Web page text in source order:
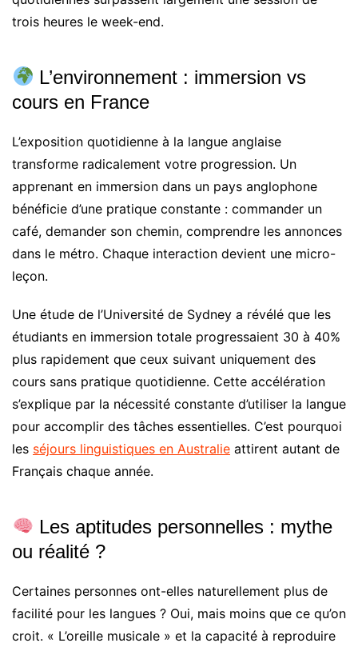
trois heures le week-end.
L’environnement : immersion vs
cours en France
L’exposition quotidienne à la langue anglaise
transforme radicalement votre progression. Un
apprenant en immersion dans un pays anglophone
bénéficie d’une pratique constante : commander un
café, demander son chemin, comprendre les annonces
dans le métro. Chaque interaction devient une micro-
leçon.
Une étude de l’Université de Sydney a révélé que les
étudiants en immersion totale progressaient 30 à 40%
plus rapidement que ceux suivant uniquement des
cours sans pratique quotidienne. Cette accélération
s’explique par la nécessité constante d’utiliser la langue
pour accomplir des tâches essentielles. C’est pourquoi
les séjours linguistiques en Australie attirent autant de
Français chaque année.
Les aptitudes personnelles : mythe
ou réalité ?
Certaines personnes ont-elles naturellement plus de
facilité pour les langues ? Oui, mais moins que ce qu’on
croit. « L’oreille musicale » et la capacité à reproduire